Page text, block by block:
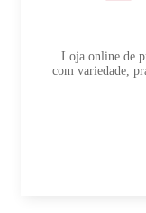
Loja online de
com variedade,